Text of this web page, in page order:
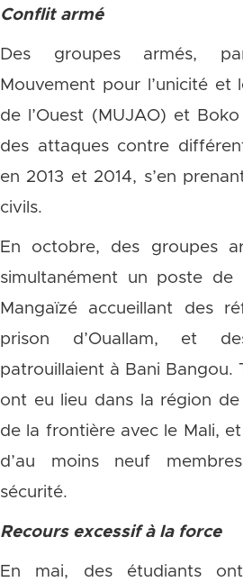
Conflit armé
Des groupes armés,
Mouvement pour l’unicité et
de l’Ouest (MUJAO) et
des attaques contre
en 2013 et 2014, s’en
civils.
En octobre, des groupes
simultanément un poste de
Mangaïzé accueillant des
prison d’Ouallam, et
patrouillaient à Bani Bangou.
ont eu lieu dans la région de
de la frontière avec le Mali,
d’au moins neuf
sécurité.
Recours excessif à la force
En mai, des étudiants